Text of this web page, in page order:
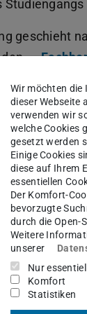
geschieht
den
belegten
in
auf zwei
anstelle
oder
den
bezüglich
Wir möchten
dieser Webseite
verwenden wir
welche Cookies
gesetzt werden
Einige Cookies
diese auf Ihrem
essentiellen
Der Komfort-
bevorzugte
durch die Open-
Weitere
unserer
Nur
Komfort
Statistiken